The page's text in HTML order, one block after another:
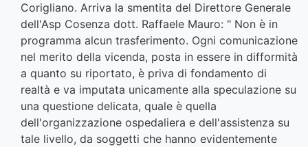
Corigliano. Arriva la smentita del Direttore Generale
dell'Asp Cosenza dott. Raffaele Mauro: " Non è in
programma alcun trasferimento. Ogni comunicazione
nel merito della vicenda, posta in essere in difformità
a quanto su riportato, è priva di fondamento di
realtà e va imputata unicamente alla speculazione su
una questione delicata, quale è quella
dell'organizzazione ospedaliera e dell'assistenza su
tale livello, da soggetti che hanno evidentemente